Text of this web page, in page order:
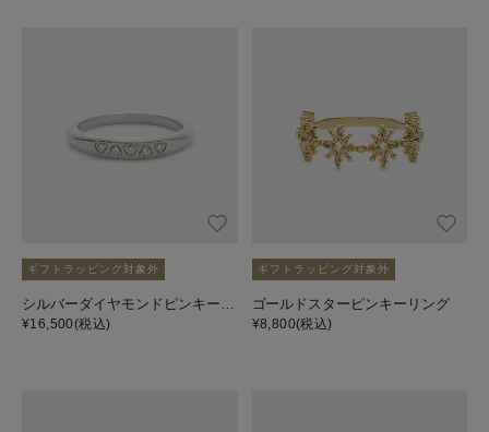
ギフトラッピング対象外
¥16,500(税込)
ギフトラッピング対象外
ゴールドスターピンキーリング
¥8,800(税込)